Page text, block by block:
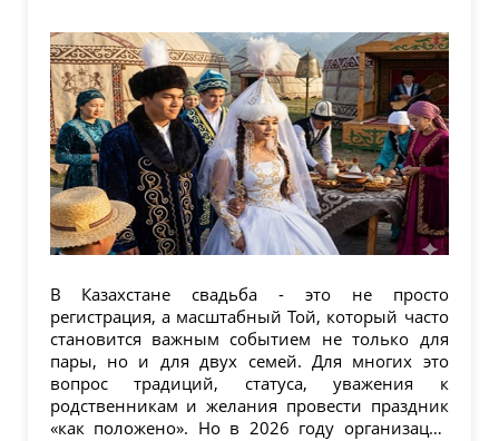
В Казахстане свадьба - это не просто
регистрация, а масштабный Той, который часто
становится важным событием не только для
пары, но и для двух семей. Для многих это
вопрос традиций, статуса, уважения к
родственникам и желания провести праздник
«как положено». Но в 2026 году организация